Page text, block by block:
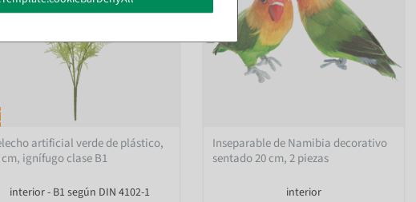
artificial verde de plástico,
cm, ignífugo clase B1
interior - B1 según DIN 4102-1
Inseparable de Namibia decorativo
sentado 20 cm, 2 piezas
interior